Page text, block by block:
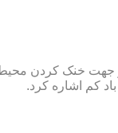
از پارچه های نانو
کم اشاره کرد.